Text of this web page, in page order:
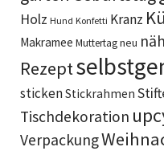
Holz Hund Konfetti Kranz
Makramee Muttertagneu
Rezept
stickenStickrahmen
Tischdekoration
Verpackung